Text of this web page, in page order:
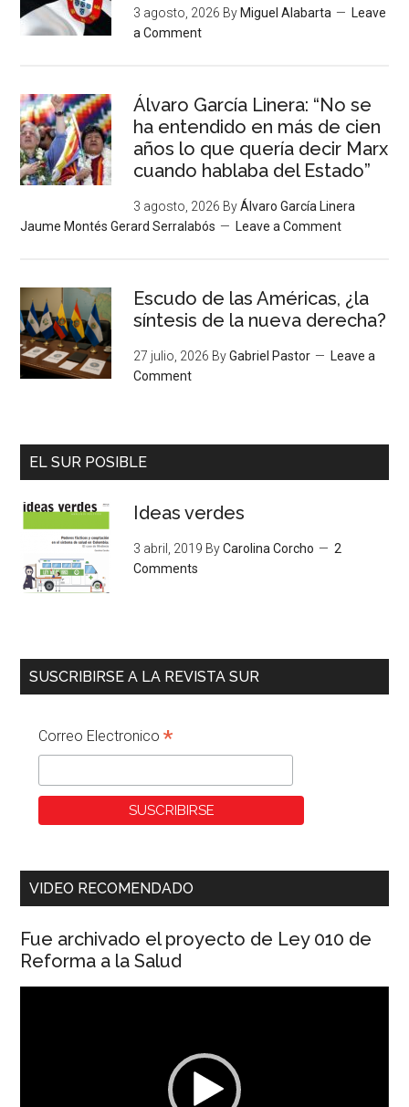
3 agosto, 2026 By Miguel Alabarta
Leave
a Comment
Álvaro García Linera: “No se
ha entendido en más de cien
años lo que quería decir Marx
cuando hablaba del Estado”
3 agosto, 2026 ByÁlvaro García Linera
Jaume Montés Gerard Serralabós
Leave a Comment
Escudo de las Américas, ¿la
síntesis de la nueva derecha?
27 julio, 2026 ByGabriel Pastor
Leave a
Comment
EL SUR POSIBLE
Ideas verdes
3 abril, 2019 ByCarolina Corcho
2
Comments
SUSCRIBIRSE A LA REVISTA SUR
Correo Electronico*
VIDEO RECOMENDADO
Fue archivado el proyecto de Ley 010 de
Reforma a la Salud